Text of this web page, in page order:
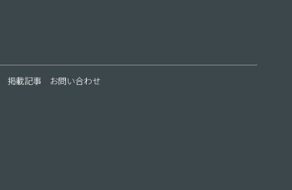
掲載記事
お問い合わせ